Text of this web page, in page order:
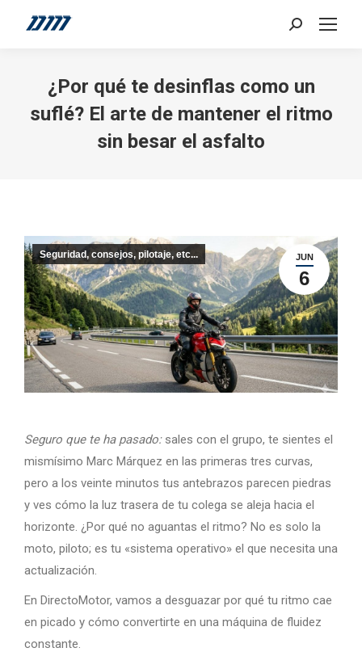
Search:
¿Por qué te desinflas como un
suflé? El arte de mantener el ritmo
sin besar el asfalto
JUN
6
Seguridad, consejos, pilotaje, etc...
Seguro que te ha pasado:sales con el grupo, te sientes el
mismísimo Marc Márquez en las primeras tres curvas,
pero a los veinte minutos tus antebrazos parecen piedras
y ves cómo la luz trasera de tu colega se aleja hacia el
horizonte. ¿Por qué no aguantas el ritmo? No es solo la
moto, piloto; es tu «sistema operativo» el que necesita una
actualización.
En DirectoMotor, vamos a desguazar por qué tu ritmo cae
en picado y cómo convertirte en una máquina de fluidez
constante.